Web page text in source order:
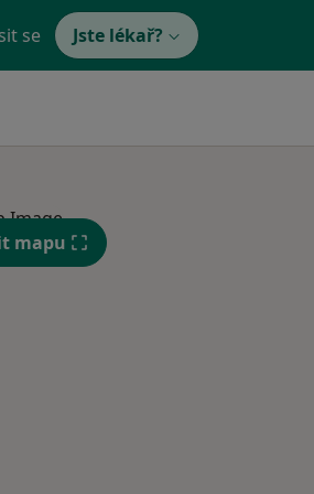
se Jste lékař?
mapu